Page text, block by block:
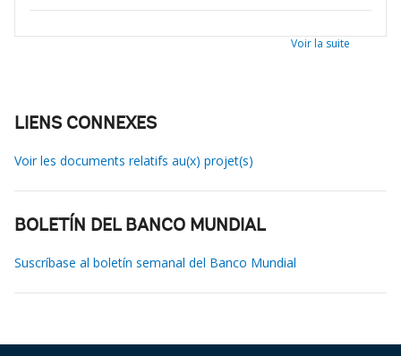
Voir la suite
LIENS CONNEXES
Voir les documents relatifs au(x) projet(s)
BOLETÍN DEL BANCO MUNDIAL
Suscríbase al boletín semanal del Banco Mundial